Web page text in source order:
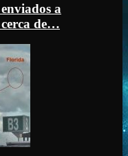
a
de…